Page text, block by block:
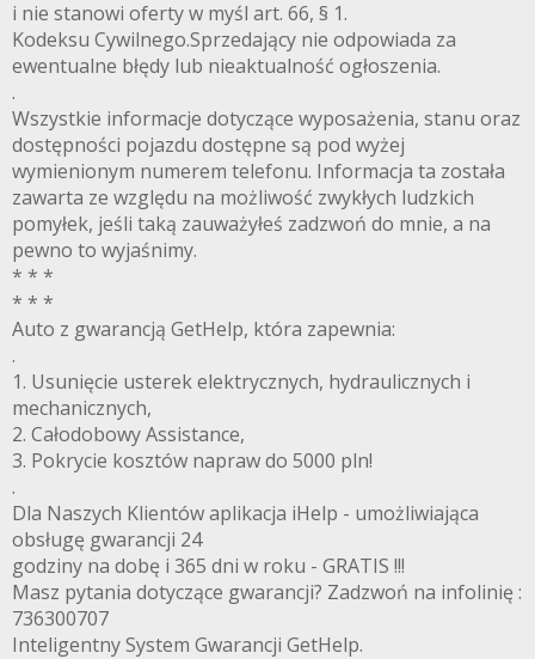
i nie stanowi oferty w myśl art. 66, § 1.
Kodeksu Cywilnego.Sprzedający nie odpowiada za
ewentualne błędy lub nieaktualność ogłoszenia.
.
Wszystkie informacje dotyczące wyposażenia, stanu oraz
dostępności pojazdu dostępne są pod wyżej
wymienionym numerem telefonu. Informacja ta została
zawarta ze względu na możliwość zwykłych ludzkich
pomyłek, jeśli taką zauważyłeś zadzwoń do mnie, a na
pewno to wyjaśnimy.
* * *
* * *
Auto z gwarancją GetHelp, która zapewnia:
.
1. Usunięcie usterek elektrycznych, hydraulicznych i
mechanicznych,
2. Całodobowy Assistance,
3. Pokrycie kosztów napraw do 5000 pln!
.
Dla Naszych Klientów aplikacja iHelp - umożliwiająca
obsługę gwarancji 24
godziny na dobę i 365 dni w roku - GRATIS !!!
Masz pytania dotyczące gwarancji? Zadzwoń na infolinię :
736300707
Inteligentny System Gwarancji GetHelp.